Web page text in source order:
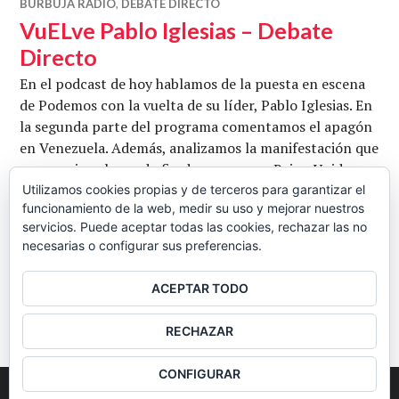
BURBUJA RADIO, DEBATE DIRECTO
VuELve Pablo Iglesias – Debate
Directo
En el podcast de hoy hablamos de la puesta en escena
de Podemos con la vuelta de su líder, Pablo Iglesias. En
la segunda parte del programa comentamos el apagón
en Venezuela. Además, analizamos la manifestación que
se organizo el pasado fin de semana en Reino Unido
para pedir una repetición del Referéndum del Brexit.
Con Carlos Allué y Koldo Sandoval. Ir a descargar
Seguir leyendoVuELve Pablo Iglesias – Debate Directo
BARRA
LATERAL
2026 Colectivo Burbuja
Utilizamos cookies propias y de terceros para garantizar el
funcionamiento de la web, medir su uso y mejorar nuestros
servicios. Puede aceptar todas las cookies, rechazar las no
necesarias o configurar sus preferencias.
ACEPTAR TODO
RECHAZAR
CONFIGURAR